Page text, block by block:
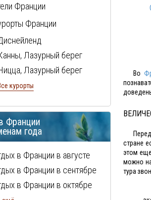
Во
стране
этом
можно
тура
Франции
Франции
Лазурный берег
Лазурный берег
Корсика
курорты
Франции
года
в Франции в августе
в Франции в сентябре
в Франции в октябре